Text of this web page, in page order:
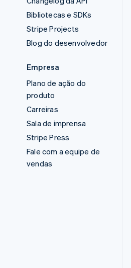
Bibliotecas e SDKs
Stripe Projects
Blog do desenvolvedor
Empresa
Plano de ação do
produto
Carreiras
Sala de imprensa
Stripe Press
Fale com a equipe de
vendas